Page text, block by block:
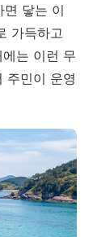
면 닿는 이
가득하고
는 이런 무
주민이 운영